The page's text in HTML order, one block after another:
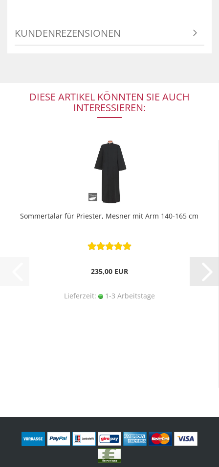
KUNDENREZENSIONEN
DIESE ARTIKEL KÖNNTEN SIE AUCH
INTERESSIEREN:
Sommertalar für Priester, Mesner mit Arm 140-165 cm
235,00 EUR
Lieferzeit: 1-3 Arbeitstage